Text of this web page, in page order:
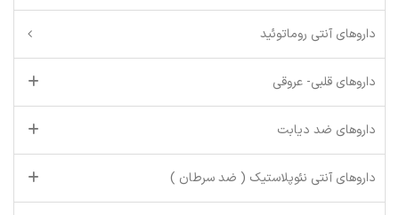
داروهای آنتی روماتوئید
داروهای قلبی- عروقی
داروهای ضد دیابت
داروهای آنتی نئوپلاستیک ( ضد سرطان )